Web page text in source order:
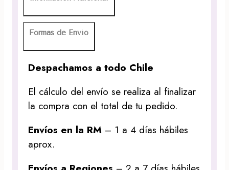
Formas de Envío
Despachamos a todo Chile
El cálculo del envío se realiza al finalizar
la compra con el total de tu pedido.
Envíos en la RM – 1 a 4 días hábiles
aprox.